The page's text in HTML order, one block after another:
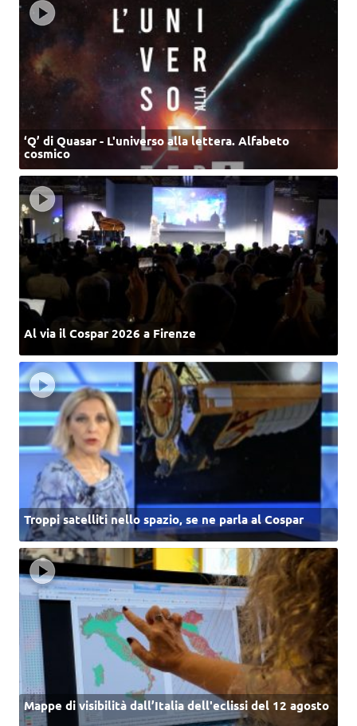
‘Q’ di Quasar - L'universo alla lettera. Alfabeto
cosmico
Al via il Cospar 2026 a Firenze
Troppi satelliti nello spazio, se ne parla al Cospar
Mappe di visibilità dall’Italia dell'eclissi del 12 agosto